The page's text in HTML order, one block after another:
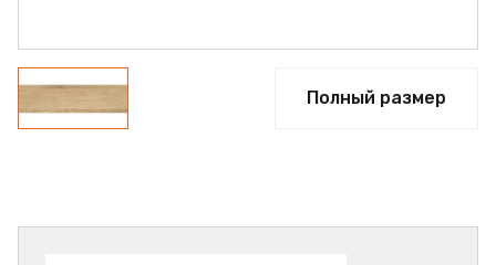
Полный размер